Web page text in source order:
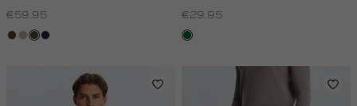
€59.95
donkerbruin
kit,donkerkhaki
blauw,
€29.95
donkergroen